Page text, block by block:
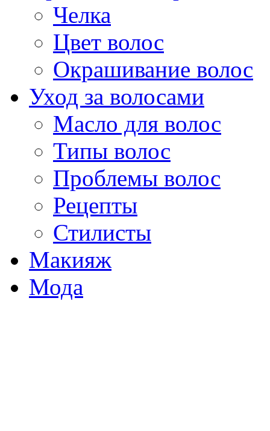
Челка
Цвет волос
Окрашивание волос
Уход за волосами
Масло для волос
Типы волос
Проблемы волос
Рецепты
Стилисты
Макияж
Мода